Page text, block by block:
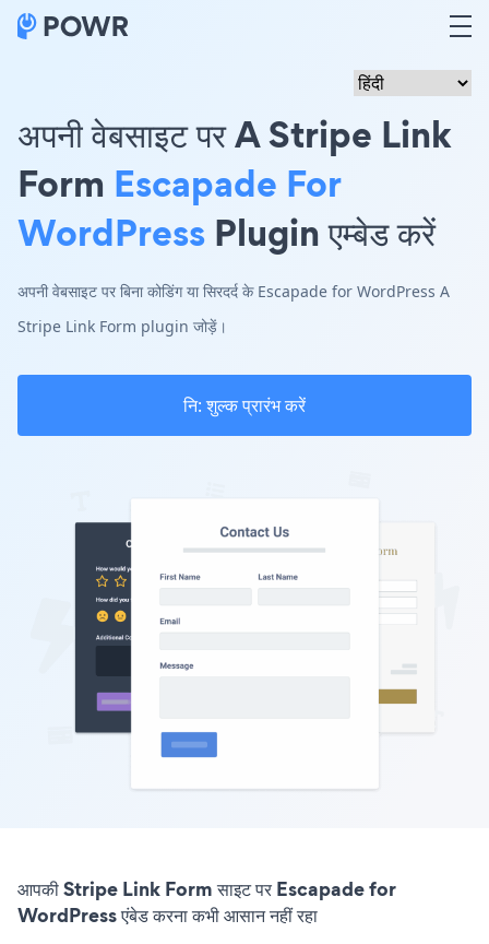
अपनी वेबसाइट पर A Stripe Link
Form Escapade For
WordPress Plugin एम्बेड करें
अपनी वेबसाइट पर बिना कोडिंग या सिरदर्द के Escapade for WordPress A
Stripe Link Form plugin जोड़ें।
नि: शुल्क प्रारंभ करें
आपकी Stripe Link Form साइट पर Escapade for
WordPress एंबेड करना कभी आसान नहीं रहा